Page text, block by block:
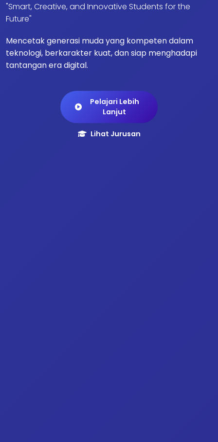
"Smart, Creative, and Innovative Students for the
Future"
Mencetak generasi muda yang kompeten dalam
teknologi, berkarakter kuat, dan siap menghadapi
tantangan era digital.
Pelajari Lebih
Lanjut
Lihat Jurusan